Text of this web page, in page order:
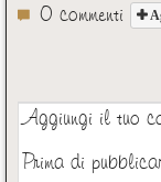
0 commenti
Aggiungi il tuo
Prima di